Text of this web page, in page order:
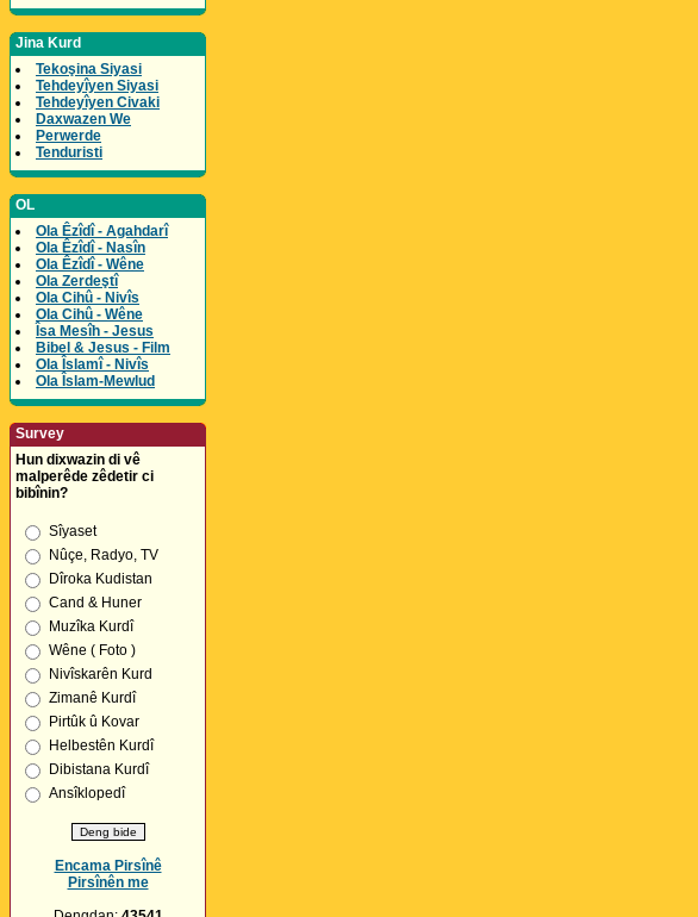
Jina Kurd
Tekoşina Siyasi
Tehdeyîyen Siyasi
Tehdeyîyen Civaki
Daxwazen We
Perwerde
Tenduristi
OL
Ola Êzîdî - Agahdarî
Ola Êzîdî - Nasîn
Ola Êzîdî - Wêne
Ola Zerdeştî
Ola Cihû - Nivîs
Ola Cihû - Wêne
Îsa Mesîh - Jesus
Bibel & Jesus - Film
Ola Îslamî - Nivîs
Ola Îslam-Mewlud
Survey
Hun dixwazin di vê
malperêde zêdetir ci
bibînin?
Sîyaset
Nûçe, Radyo, TV
Dîroka Kudistan
Cand & Huner
Muzîka Kurdî
Wêne ( Foto )
Nivîskarên Kurd
Zimanê Kurdî
Pirtûk û Kovar
Helbestên Kurdî
Dibistana Kurdî
Ansîklopedî
Encama Pirsînê
Pirsînên me